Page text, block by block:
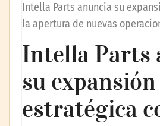
Intella Parts anuncia su
la apertura de nuevas
Intella Parts
su expansión
estratégica